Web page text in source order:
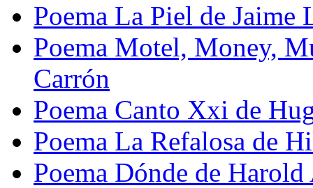
Poema La Piel de Jaime
Poema Motel, Money,
Carrón
Poema Canto Xxi de
Poema La Refalosa de
Poema Dónde de